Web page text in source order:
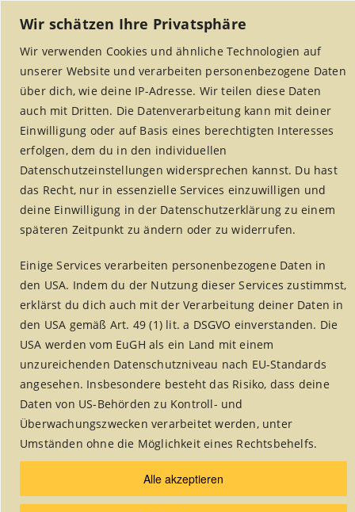
Wir schätzen Ihre Privatsphäre
Wir verwenden Cookies und ähnliche Technologien auf
unserer Website und verarbeiten personenbezogene Daten
über dich, wie deine IP-Adresse. Wir teilen diese Daten
auch mit Dritten. Die Datenverarbeitung kann mit deiner
Einwilligung oder auf Basis eines berechtigten Interesses
erfolgen, dem du in den individuellen
Datenschutzeinstellungen widersprechen kannst. Du hast
das Recht, nur in essenzielle Services einzuwilligen und
deine Einwilligung in der Datenschutzerklärung zu einem
späteren Zeitpunkt zu ändern oder zu widerrufen.
Einige Services verarbeiten personenbezogene Daten in
den USA. Indem du der Nutzung dieser Services zustimmst,
erklärst du dich auch mit der Verarbeitung deiner Daten in
den USA gemäß Art. 49 (1) lit. a DSGVO einverstanden. Die
USA werden vom EuGH als ein Land mit einem
unzureichenden Datenschutzniveau nach EU-Standards
angesehen. Insbesondere besteht das Risiko, dass deine
Daten von US-Behörden zu Kontroll- und
Überwachungszwecken verarbeitet werden, unter
Umständen ohne die Möglichkeit eines Rechtsbehelfs.
Alle akzeptieren
MENU
Rezepte
Home / Weltladen Alsdorf/Rezepte
Rubrik auswählen: